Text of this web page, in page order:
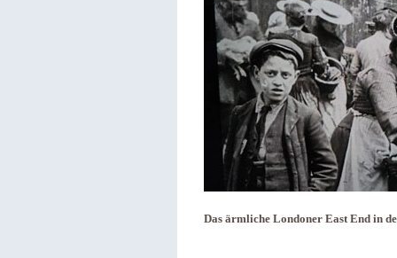
Das ärmliche Londoner East End in